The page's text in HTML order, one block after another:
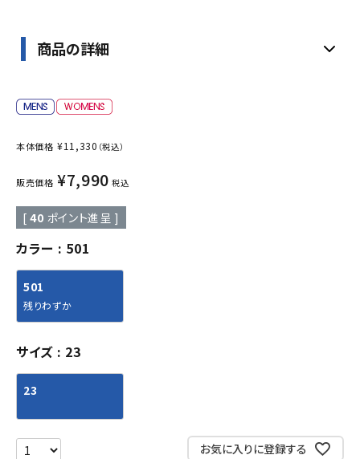
商品の詳細
本体価格 ¥11,330 （税込）
販売価格 ¥7,990 税込
[ 40 ポイント進呈 ]
カラー 501
501
残りわずか
サイズ 23
23
お気に入りに登録する